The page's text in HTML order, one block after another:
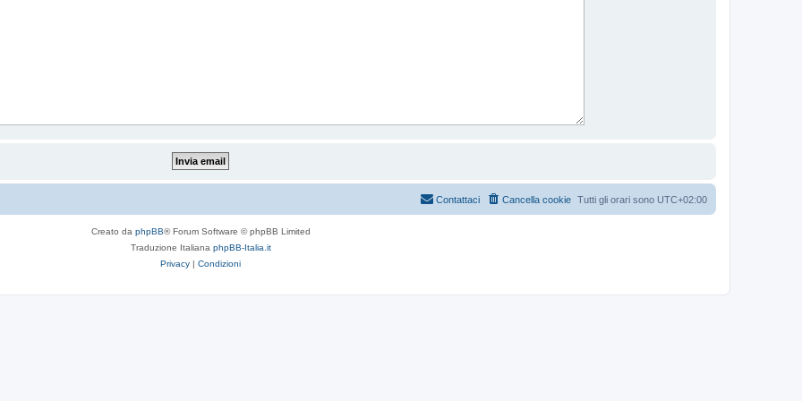
Tutti gli orari sono UTC+02:00
Cancella cookie
Contattaci
Creato da phpBB® Forum Software © phpBB Limited
Traduzione Italiana phpBB-Italia.it
Privacy | Condizioni